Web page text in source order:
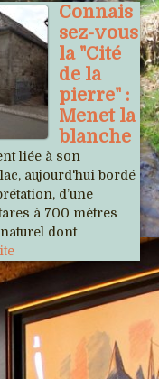
Connais
sez-vous
la "Cité
de la
pierre" :
Menet la
blanche
liée à son
aujourd'hui bordé
d’une
à 700 mètres
naturel dont
récents